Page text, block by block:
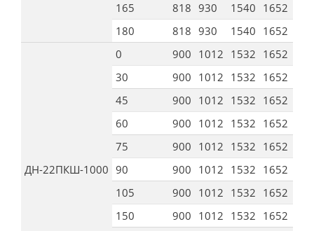
165
818 930 1540 1652
180
818 930 1540 1652
ДН-22ПКШ-1000
0 900 1012 1532 1652
30
900 1012 1532 1652
45
900 1012 1532 1652
60
900 1012 1532 1652
75
900 1012 1532 1652
90
900 1012 1532 1652
105
900 1012 1532 1652
150
900 1012 1532 1652